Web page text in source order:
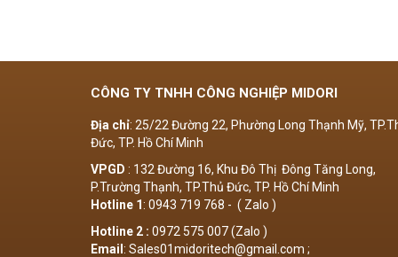
CÔNG TY TNHH CÔNG NGHIỆP MIDORI
Địa chỉ: 25/22 Đường 22, Phường Long Thạnh Mỹ,
Đức, TP. Hồ Chí Minh
VPGD : 132 Đường 16, Khu Đô Thị Đông Tăng Long,
P.Trường Thạnh, TP.Thủ Đức, TP. Hồ Chí Minh
Hotline 1: 0943 719 768 - ( Zalo )
Hotline 2 : 0972 575 007 (Zalo )
Email : Sales01midoritech@gmail.com ;